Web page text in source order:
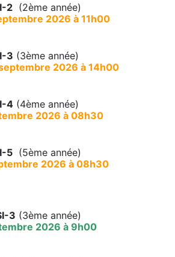
2 (2ème année)
2026 à 11h00
3 (3ème année)
2026 à 14h00
4 (4ème année)
2026 à 08h30
5 (5ème année)
2026 à 08h30
3 (3ème année)
2026 à 9h00